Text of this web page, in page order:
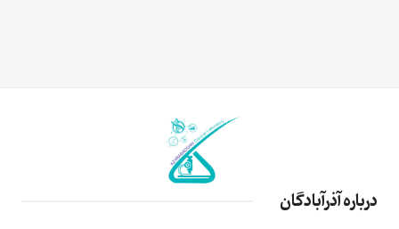
درباره آذرآبادگان